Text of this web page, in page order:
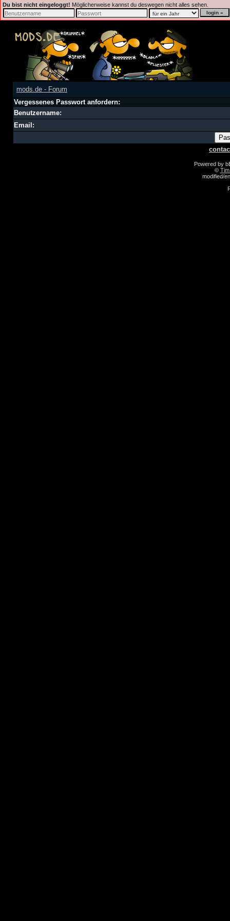
Du bist nicht eingeloggt! Möglicherweise kannst du deswegen nicht alles sehen.
mods.de - Forum
Vergessenes Passwort anfordern:
Benutzername:
Email:
Powered by
©
modified/